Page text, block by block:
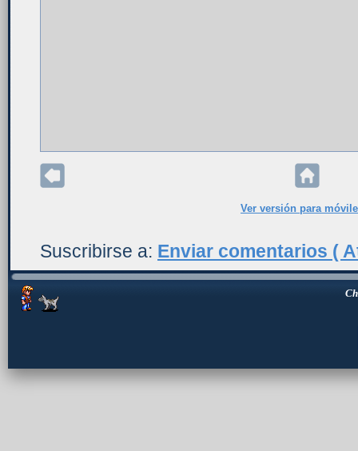
Ver versión para
Suscribirse a: Enviar comentarios (